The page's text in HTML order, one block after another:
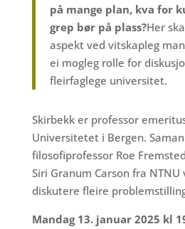
på mange plan, kva for
grep bør på plass?Her
aspekt ved vitskapleg
ei mogleg rolle for
fleirfaglege universitet.
Skirbekk er professor
Universitetet i Bergen.
filosofiprofessor Roe
Siri Granum Carson fra NTNU
diskutere fleire
Mandag 13. januar 2025 kl